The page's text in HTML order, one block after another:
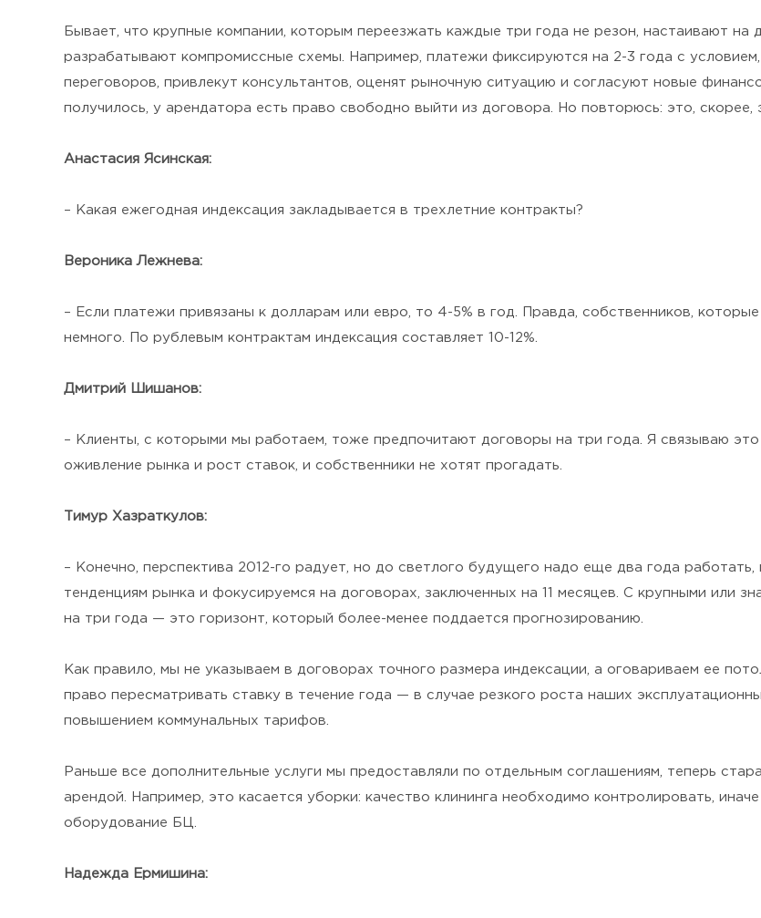
Бывает, что крупные компании, которым переезжать каждые три года не резон, настаивают на
разрабатывают компромиссные схемы. Например, платежи фиксируются на 2-3 года с
переговоров, привлекут консультантов, оценят рыночную ситуацию и согласуют новые
получилось, у арендатора есть право свободно выйти из договора. Но повторюсь: это, скорее,
Анастасия Ясинская:
– Какая ежегодная индексация закладывается в трехлетние контракты?
Вероника Лежнева:
– Если платежи привязаны к долларам или евро, то 4-5% в год. Правда, собственников,
немного. По рублевым контрактам индексация составляет 10-12%.
Дмитрий Шишанов:
– Клиенты, с которыми мы работаем, тоже предпочитают договоры на три года. Я связываю это
оживление рынка и рост ставок, и собственники не хотят прогадать.
Тимур Хазраткулов:
– Конечно, перспектива 2012-го радует, но до светлого будущего надо еще два года
тенденциям рынка и фокусируемся на договорах, заключенных на 11 месяцев. С крупными или
на три года — это горизонт, который более-менее поддается прогнозированию.
Как правило, мы не указываем в договорах точного размера индексации, а оговариваем ее
право пересматривать ставку в течение года — в случае резкого роста наших
повышением коммунальных тарифов.
Раньше все дополнительные услуги мы предоставляли по отдельным соглашениям, теперь
арендой. Например, это касается уборки: качество клининга необходимо контролировать,
оборудование БЦ.
Надежда Ермишина: